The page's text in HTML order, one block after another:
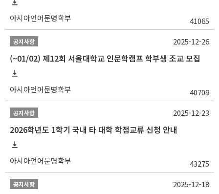
아시아언어문명학부 41065
공지사항
(~01/02) 제12회 서울대학교 인문학캠프 학부생 조교 모집
아시아언어문명학부 40709
2025-12-26
공지사항
2026학년도 1학기 국내 타 대학 학점교류 신청 안내
아시아언어문명학부 43275
2025-12-23
공지사항 2025-12-18